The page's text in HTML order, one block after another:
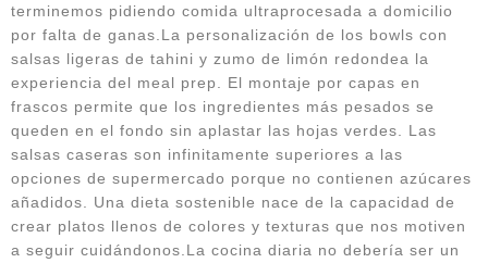
terminemos pidiendo comida ultraprocesada a domicilio
por falta de ganas.La personalización de los bowls con
salsas ligeras de tahini y zumo de limón redondea la
experiencia del meal prep. El montaje por capas en
frascos permite que los ingredientes más pesados se
queden en el fondo sin aplastar las hojas verdes. Las
salsas caseras son infinitamente superiores a las
opciones de supermercado porque no contienen azúcares
añadidos. Una dieta sostenible nace de la capacidad de
crear platos llenos de colores y texturas que nos motiven
a seguir cuidándonos.La cocina diaria no debería ser un